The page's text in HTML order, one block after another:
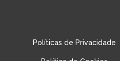
Políticas de Privacidade